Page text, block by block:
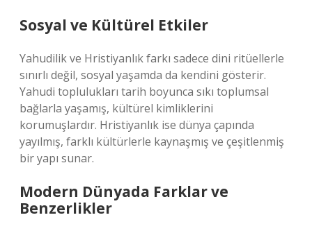
Sosyal ve Kültürel Etkiler
Yahudilik ve Hristiyanlık farkı sadece dini ritüellerle
sınırlı değil, sosyal yaşamda da kendini gösterir.
Yahudi toplulukları tarih boyunca sıkı toplumsal
bağlarla yaşamış, kültürel kimliklerini
korumuşlardır. Hristiyanlık ise dünya çapında
yayılmış, farklı kültürlerle kaynaşmış ve çeşitlenmiş
bir yapı sunar.
Modern Dünyada Farklar ve
Benzerlikler